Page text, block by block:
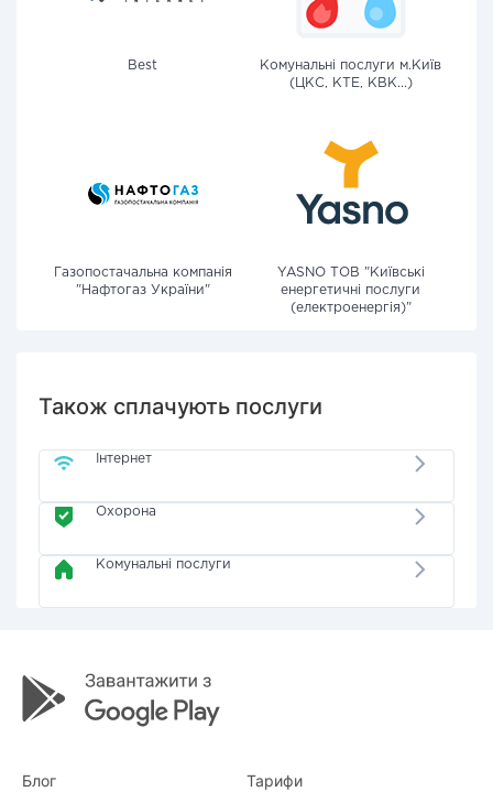
Best
Комунальні послуги м.Київ
(ЦКС, КТЕ, КВК...)
Газопостачальна компанія
"Нафтогаз України"
YASNO ТОВ "Київські
енергетичні послуги
(електроенергія)"
Також сплачують послуги
Інтернет
Охорона
Комунальні послуги
Блог Тарифи